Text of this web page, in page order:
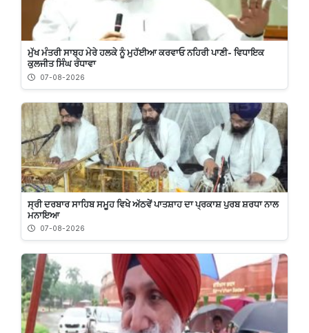
ਮੁੱਖ ਮੰਤਰੀ ਸਾਬ੍ਹ ਮੇਰੇ ਹਲਕੇ ਨੂੰ ਮੁਹੱਈਆ ਕਰਵਾਓ ਨਹਿਰੀ ਪਾਣੀ- ਵਿਧਾਇਕ
ਕੁਲਜੀਤ ਸਿੰਘ ਰੰਧਾਵਾ
07-08-2026
ਸ੍ਰੀ ਦਰਬਾਰ ਸਾਹਿਬ ਸਮੂਹ ਵਿਖੇ ਅੱਠਵੇਂ ਪਾਤਸ਼ਾਹ ਦਾ ਪ੍ਰਕਾਸ਼ ਪੁਰਬ ਸ਼ਰਧਾ ਨਾਲ
ਮਨਾਇਆ
07-08-2026